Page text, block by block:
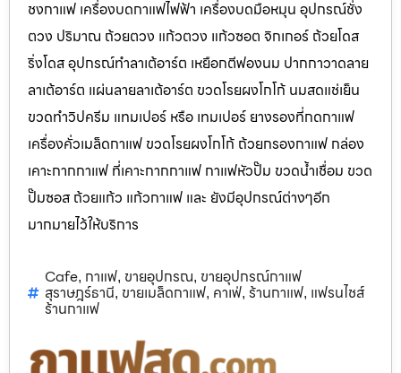
ชงกาแฟ เครื่องบดกาแฟไฟฟ้า เครื่องบดมือหมุน อุปกรณ์ชั่ง
ตวง ปริมาณ ถ้วยตวง แก้วตวง แก้วซอต จิกเกอร์ ถ้วยโดส
ริ่งโดส อุปกรณ์ทำลาเต้อาร์ต เหยือกตีฟองนม ปากกาวาดลาย
ลาเต้อาร์ต แผ่นลายลาเต้อาร์ต ขวดโรยผงโกโก้ นมสดแช่เย็น
ขวดทำวิปครีม แทมเปอร์ หรือ เทมเปอร์ ยางรองที่กดกาแฟ
เครื่องคั่วเมล็ดกาแฟ ขวดโรยผงโกโก้ ถ้วยกรองกาแฟ กล่อง
เคาะกากกาแฟ ที่เคาะกากกาแฟ กาแฟหัวปั๊ม ขวดน้ำเชื่อม ขวด
ปั๊มซอส ถ้วยแก้ว แก้วกาแฟ และ ยังมีอุปกรณ์ต่างๆอีก
มากมายไว้ให้บริการ
Cafe, กาแฟ, ขายอุปกรณ, ขายอุปกรณ์กาแฟ
สุราษฎร์ธานี, ขายเมล็ดกาแฟ, คาเฟ่, ร้านกาแฟ, แฟรนไชส์
ร้านกาแฟ